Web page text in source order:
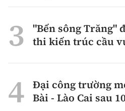
"Bến sông Trăng"
thi kiến trúc cầu
Đại công trường
Bài - Lào Cai sau